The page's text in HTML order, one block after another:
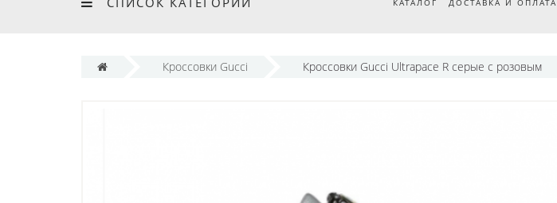
КАТАЛОГ ДОСТАВКА И ОПЛАТА
Кроссовки Gucci Кроссовки Gucci Ultrapace R серые с розовым